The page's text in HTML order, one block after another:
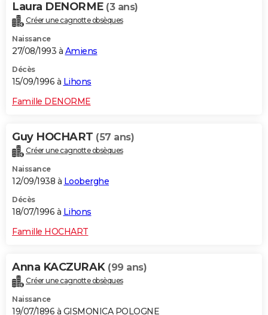
Laura DENORME (3 ans)
Créer une cagnotte obsèques
Naissance
27/08/1993 à Amiens
Décès
15/09/1996 à Lihons
Famille DENORME
Guy HOCHART (57 ans)
Créer une cagnotte obsèques
Naissance
12/09/1938 à Looberghe
Décès
18/07/1996 à Lihons
Famille HOCHART
Anna KACZURAK (99 ans)
Créer une cagnotte obsèques
Naissance
19/07/1896 à GISMONICA POLOGNE